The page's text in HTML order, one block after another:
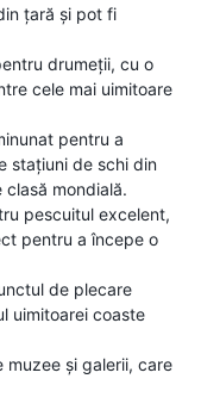
țară și pot fi
drumeții, cu o
cele mai uimitoare
pentru a
stațiuni de schi din
mondială.
pescuitul excelent,
pentru a începe o
de plecare
uimitoarei coaste
muzee și galerii, care